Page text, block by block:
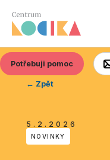
Potřebuji pomoc
← Zpět
5.2.2026
NOVINKY